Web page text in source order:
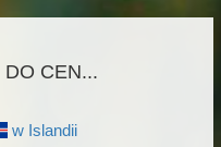
DO CEN...
w Islandii